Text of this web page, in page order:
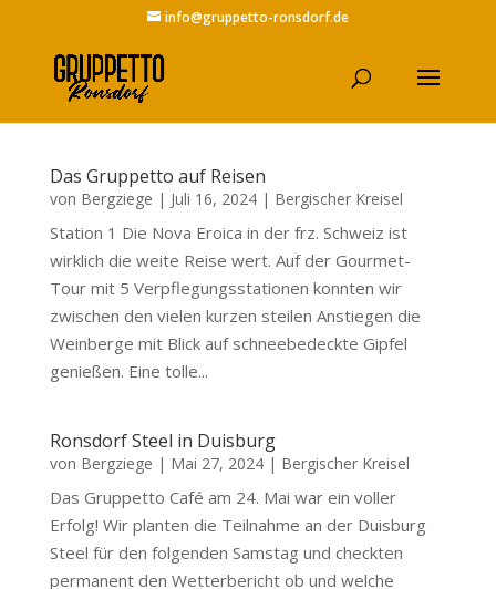
info@gruppetto-ronsdorf.de
Das Gruppetto auf Reisen
von Bergziege | Juli 16, 2024| Bergischer Kreisel
Station 1 Die Nova Eroica in der frz. Schweiz ist
wirklich die weite Reise wert. Auf der Gourmet-
Tour mit 5 Verpflegungsstationen konnten wir
zwischen den vielen kurzen steilen Anstiegen die
Weinberge mit Blick auf schneebedeckte Gipfel
genießen. Eine tolle...
Ronsdorf Steel in Duisburg
von Bergziege | Mai 27, 2024| Bergischer Kreisel
Das Gruppetto Café am 24. Mai war ein voller
Erfolg! Wir planten die Teilnahme an der Duisburg
Steel für den folgenden Samstag und checkten
permanent den Wetterbericht ob und welche